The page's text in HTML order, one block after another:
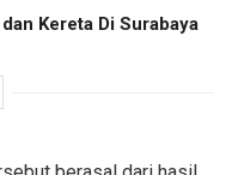
Kereta Di Surabaya